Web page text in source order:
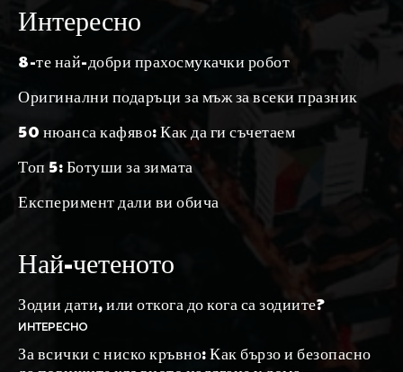
Интересно
8-те най-добри прахосмукачки робот
Оригинални подаръци за мъж за всеки празник
50 нюанса кафяво: Как да ги съчетаем
Топ 5: Ботуши за зимата
Експеримент дали ви обича
Най-четеното
Зодии дати, или откога до кога са зодиите?
ИНТЕРЕСНО
За всички с ниско кръвно: Как бързо и безопасно